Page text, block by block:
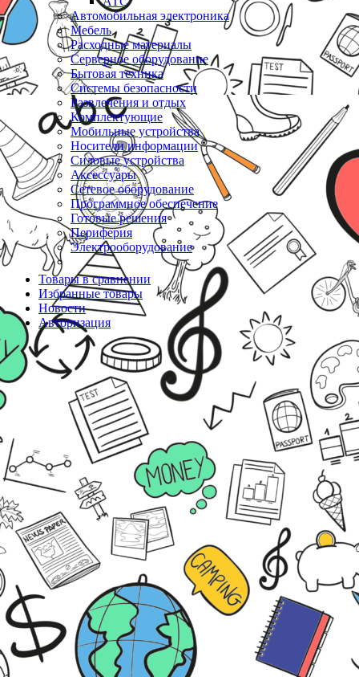
Автомобильная электроника
Мебель
Расходные материалы
Серверное оборудование
Бытовая техника
Системы безопасности
Развлечения и отдых
Комплектующие
Мобильные устройства
Носители информации
Силовые устройства
Аксессуары
Сетевое оборудование
Программное обеспечение
Готовые решения
Периферия
Электрооборудование
Товары в сравнении
Избранные товары
Новости
Авторизация